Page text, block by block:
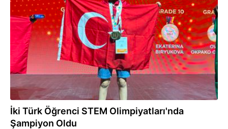
01.08.2026
İki Türk Öğrenci STEM Olimpiyatları'nda
Şampiyon Oldu